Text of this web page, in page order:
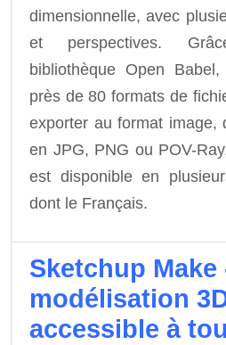
dimensionnelle, avec
et perspectives.
bibliothèque Open
près de 80 formats de
exporter au format image,
en JPG, PNG ou POV-
est disponible en
dont le Français.
Sketchup Make
modélisation
accessible à